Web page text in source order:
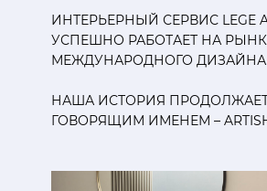
ИНТЕРЬЕРНЫЙ СЕРВИС LEGE
УСПЕШНО РАБОТАЕТ НА
МЕЖДУНАРОДНОГО ДИЗАЙНА
НАША ИСТОРИЯ
ГОВОРЯЩИМ ИМЕНЕМ –